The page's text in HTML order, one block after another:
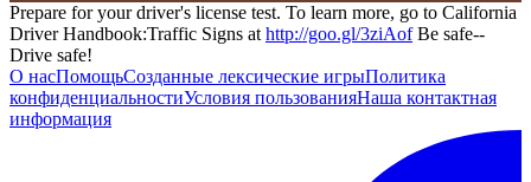
Prepare for your driver's license test. To learn more, go to California
Driver Handbook:Traffic Signs at http://goo.gl/3ziAofBe safe--
Drive safe!
О насПомощьСозданные лексические игрыПолитика
конфиденциальностиУсловия пользованияНаша контактная
информация